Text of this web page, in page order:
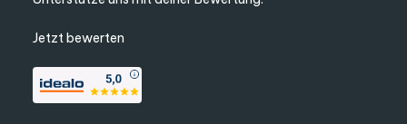
Jetzt bewerten